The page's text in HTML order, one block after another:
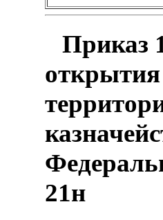
Приказ
открытия
21н